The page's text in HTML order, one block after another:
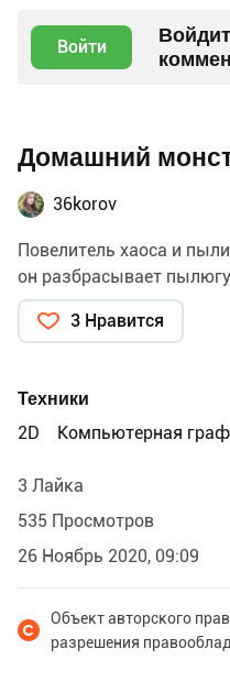
Войти
Домашний
36korov
Повелитель хаоса и
он разбрасывает
3 Нравится
Техники
2D
Компьютерная
3 Лайка
535 Просмотров
26 Ноябрь 2020, 09:09
Объект авторского
разрешения